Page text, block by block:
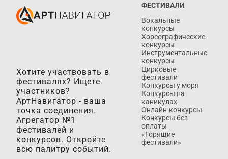
Хотите участвовать в
фестивалях? Ищете
участников?
АртНавигатор - ваша
точка соединения.
Агрегатор №1
фестивалей и
конкурсов. Откройте
всю палитру событий.
ФЕСТИВАЛИ
Вокальные
конкурсы
Хореографические
конкурсы
Инструментальные
конкурсы
Цирковые
фестивали
Конкурсы у моря
Конкурсы на
каникулах
Онлайн-конкурсы
Конкурсы без
оплаты
«Горящие
фестивали»